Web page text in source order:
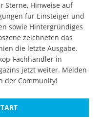
Sterne, Hinweise auf
für Einsteiger und
sowie Hintergründiges
zeichneten das
die letzte Ausgabe.
Fachhändler in
jetzt weiter. Melden
der Community!